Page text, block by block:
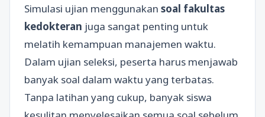
Simulasi ujian menggunakan soal fakultas
kedokteran juga sangat penting untuk
melatih kemampuan manajemen waktu.
Dalam ujian seleksi, peserta harus menjawab
banyak soal dalam waktu yang terbatas.
Tanpa latihan yang cukup, banyak siswa